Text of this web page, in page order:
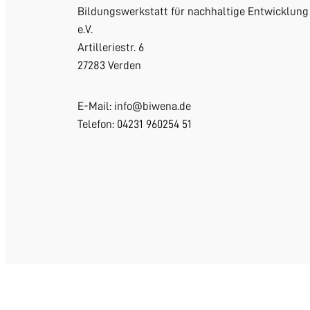
Bildungswerkstatt für nachhaltige Entwicklung
e.V.
Artilleriestr. 6
27283 Verden
E-Mail: info@biwena.de
Telefon: 04231 960254 51